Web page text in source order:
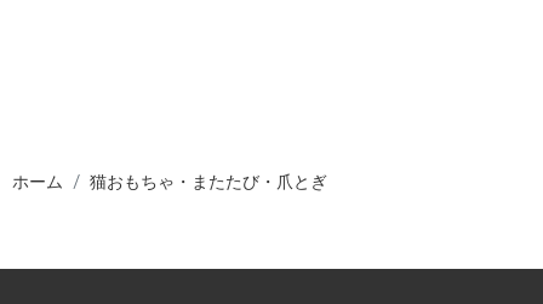
ホーム 猫おもちゃ・またたび・爪とぎ